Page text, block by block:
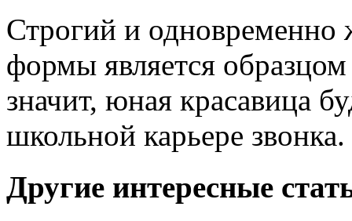
Строгий и одновременно
формы является
значит, юная красавица
школьной карьере звонка.
Другие интересные